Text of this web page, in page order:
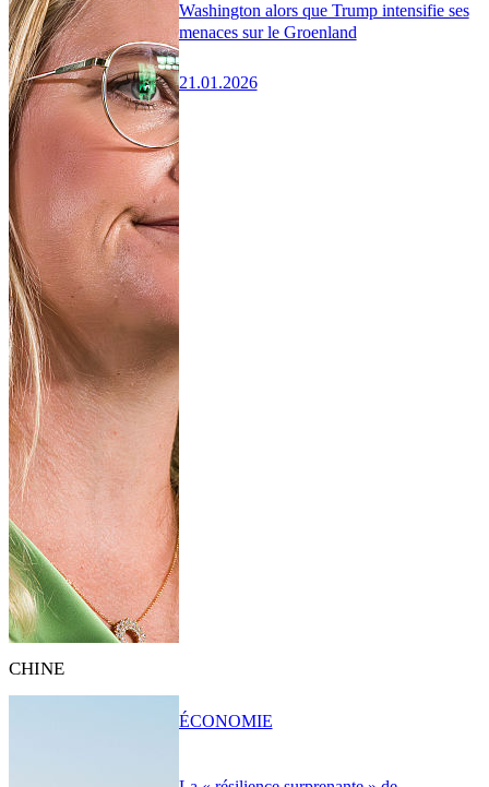
Washington alors que Trump intensifie ses
menaces sur le Groenland
21.01.2026
CHINE
ÉCONOMIE